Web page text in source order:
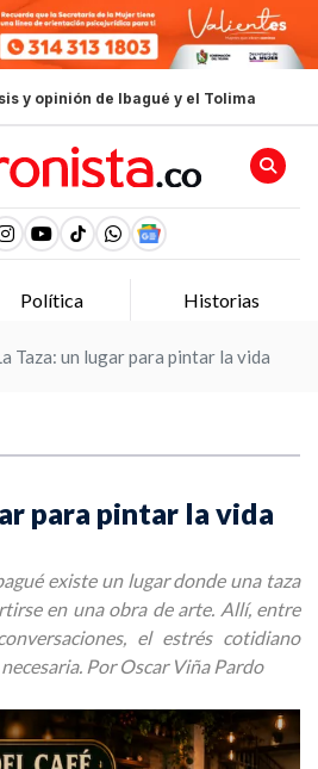
y opinión de Ibagué y el Tolima
Política Historias
Taza: un lugar para pintar la vida
para pintar la vida
existe un lugar donde una taza
en una obra de arte. Allí, entre
el estrés cotidiano
Por Oscar Viña Pardo